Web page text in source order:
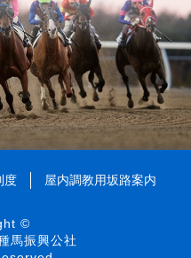
度 屋内調教用坂路案内
©
馬振興公社